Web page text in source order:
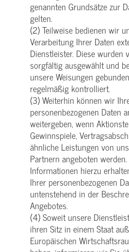
genannten Grundsätze zur
gelten.
(2) Teilweise bedienen wir
Verarbeitung Ihrer Daten
Dienstleister. Diese wurden
sorgfältig ausgewählt und
unsere Weisungen
regelmäßig kontrolliert.
(3) Weiterhin können wir
personenbezogenen Daten
weitergeben, wenn
Gewinnspiele,
ähnliche Leistungen von
Partnern angeboten
Informationen hierzu
Ihrer personenbezogenen
untenstehend in der
Angebotes.
(4) Soweit unsere
ihren Sitz in einem Staat
Europäischen